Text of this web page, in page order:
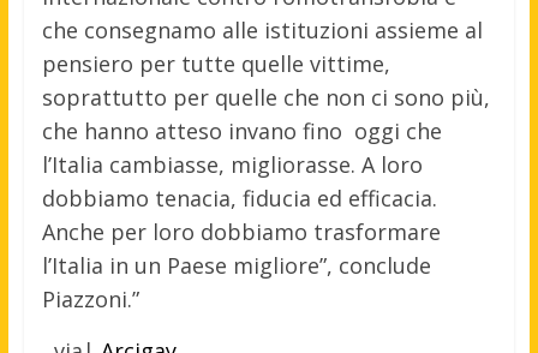
che consegnamo alle istituzioni assieme al
pensiero per tutte quelle vittime,
soprattutto per quelle che non ci sono più,
che hanno atteso invano fino oggi che
l’Italia cambiasse, migliorasse. A loro
dobbiamo tenacia, fiducia ed efficacia.
Anche per loro dobbiamo trasformare
l’Italia in un Paese migliore”, conclude
Piazzoni.”